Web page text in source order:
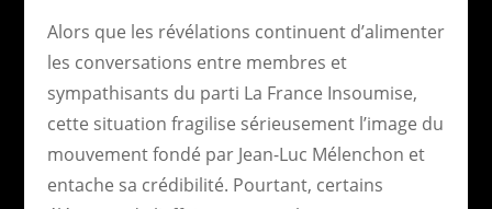
Alors que les révélations continuent d’alimenter
les conversations entre membres et
sympathisants du parti La France Insoumise,
cette situation fragilise sérieusement l’image du
mouvement fondé par Jean-Luc Mélenchon et
entache sa crédibilité. Pourtant, certains